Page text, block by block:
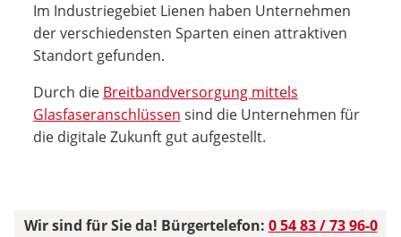
Im Industriegebiet Lienen haben Unternehmen
der verschiedensten Sparten einen attraktiven
Standort gefunden.
Durch die Breitbandversorgung mittels
Glasfaseranschlüssen sind die Unternehmen für
die digitale Zukunft gut aufgestellt.
Wir sind für Sie da! Bürgertelefon: 0 54 83 / 73 96-0